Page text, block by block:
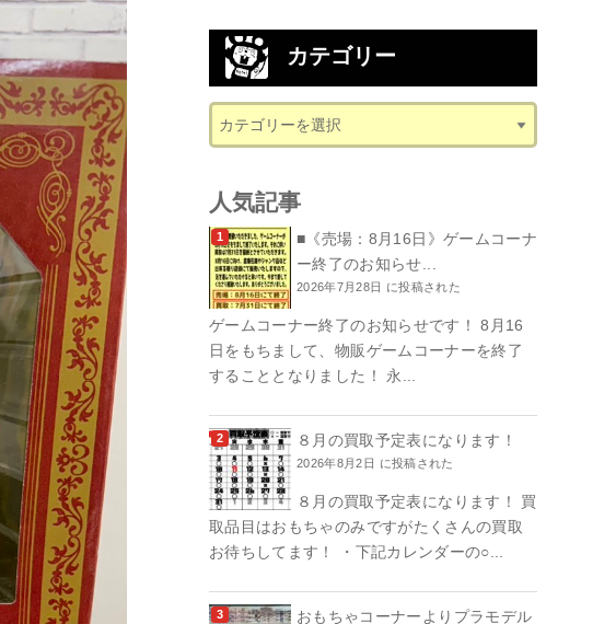
カテゴリー
人気記事
■《売場：8月16日》ゲームコーナ
ー終了のお知らせ...
2026年7月28日 に投稿された
ゲームコーナー終了のお知らせです！ 8月16
日をもちまして、物販ゲームコーナーを終了
することとなりました！ 永...
８月の買取予定表になります！
2026年8月2日 に投稿された
８月の買取予定表になります！ 買
取品目はおもちゃのみですがたくさんの買取
お待ちしてます！ ・下記カレンダーの○...
おもちゃコーナーよりプラモデル